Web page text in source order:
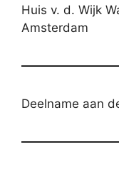
Huis v. d. Wijk
Amsterdam
Deelname aan